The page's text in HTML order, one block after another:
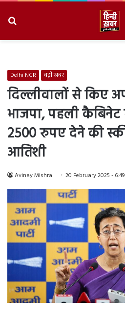
Delhi NCR बड़ी ख़बर
दिल्लीवालों से किए
भाजपा, पहली
2500 रुपए देने की
आतिशी
Avinay Mishra 20 February 2025 -